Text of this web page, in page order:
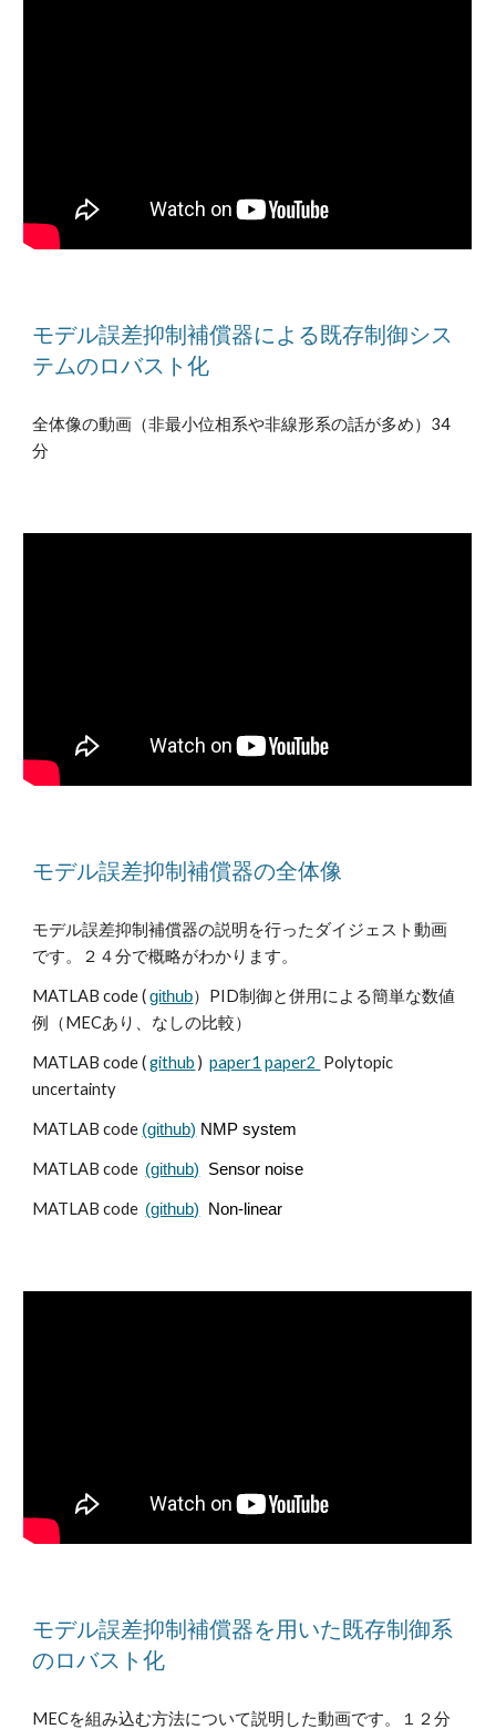
モデル誤差抑制補償器による既存制御シス
テムのロバスト化
全体像の動画（非最小位相系や非線形系の話が多め）34
分
モデル誤差抑制補償器の全体像
モデル誤差抑制補償器の説明を行ったダイジェスト動画
です。２４分で概略がわかります。
MATLAB code (github）PID制御と併用による簡単な数値
例（MECあり、なしの比較）
MATLAB code (github )paper1 paper2 Polytopic
uncertainty
MATLAB code (github) NMP system
MATLAB code (github) Sensor noise
MATLAB code (github) Non-linear
モデル誤差抑制補償器を用いた既存制御系
のロバスト化
MECを組み込む方法について説明した動画です。１２分